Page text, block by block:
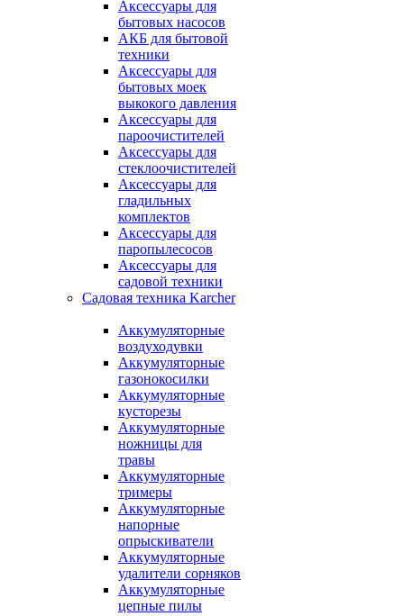
Аксессуары для
бытовых насосов
АКБ для бытовой
техники
Аксессуары для
бытовых моек
выкокого давления
Аксессуары для
пароочистителей
Аксессуары для
стеклоочистителей
Аксессуары для
гладильных
комплектов
Аксессуары для
паропылесосов
Аксессуары для
садовой техники
Садовая техника Karcher
Аккумуляторные
воздуходувки
Аккумуляторные
газонокосилки
Аккумуляторные
кусторезы
Аккумуляторные
ножницы для
травы
Аккумуляторные
тримеры
Аккумуляторные
напорные
опрыскиватели
Аккумуляторные
удалители сорняков
Аккумуляторные
цепные пилы